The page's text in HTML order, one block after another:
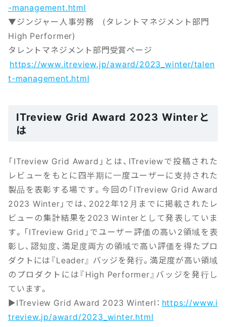
-management.html
▼ジンジャー人事労務 (タレントマネジメント部門
High Performer)
タレントマネジメント部門受賞ページ
https://www.itreview.jp/award/2023_winter/talen
t-management.html
ITreview Grid Award 2023 Winterと
は
「ITreview Grid Award」とは、ITreviewで投稿された
レビューをもとに四半期に一度ユーザーに支持された
製品を表彰する場です。今回の「ITreview Grid Award
2023 Winter」では、2022年12月までに掲載されたレ
ビューの集計結果を2023 Winterとして発表していま
す。「ITreview Grid」でユーザー評価の高い2領域を表
彰し、認知度、満足度両方の領域で高い評価を得たプロ
ダクトには『Leader』 バッジを発行。満足度が高い領域
のプロダクトには『High Performer』バッジを発行し
ています。
▶ITreview Grid Award 2023 Winterl： https://www.i
treview.jp/award/2023_winter.html